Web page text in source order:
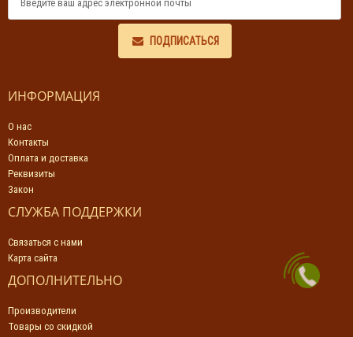
ПОДПИСАТЬСЯ
ИНФОРМАЦИЯ
О нас
Контакты
Оплата и доставка
Реквизиты
Закон
СЛУЖБА ПОДДЕРЖКИ
Связаться с нами
Карта сайта
ДОПОЛНИТЕЛЬНО
Производители
Товары со скидкой